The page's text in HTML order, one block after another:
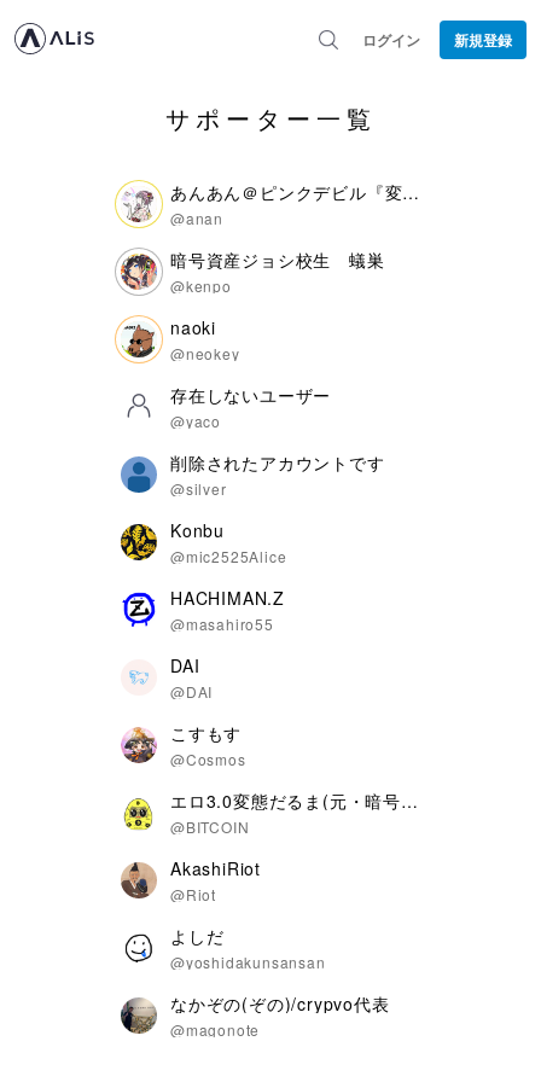
ログイン 新規登録
サポーター一覧
あんあん＠ピンクデビル『変態』
@anan
暗号資産ジョシ校生 蟻巣
@kenpo
naoki
@neokey
存在しないユーザー
@yaco
削除されたアカウントです
@silver
Konbu
@mic2525Alice
HACHIMAN.Z
@masahiro55
DAI
@DAI
こすもす
@Cosmos
エロ3.0変態だるま(元・暗号だるま)
@BITCOIN
AkashiRiot
@Riot
よしだ
@yoshidakunsansan
なかぞの(ぞの)/crypvo代表
@magonote